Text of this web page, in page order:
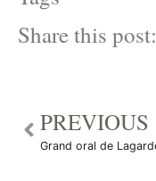
Share this post:
PREVIOUS